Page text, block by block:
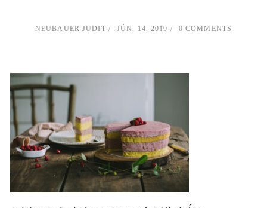
NEUBAUER JUDIT JÚN, 14, 2019 0 COMMENTS